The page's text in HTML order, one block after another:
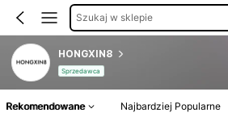
Szukaj w sklepie
HONGXIN8
Sprzedawca
Rekomendowane Najbardziej Popularne